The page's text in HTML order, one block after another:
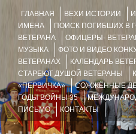
ГЛАВНАЯ ВЕХИ ИСТОРИИ
ИМЕНА
ПОИСК ПОГИБШИХ В
ВЕТЕРАНА
ОФИЦЕРЫ-
МУЗЫКА
ФОТО И ВИДЕО
ВЕТЕРАНАХ
КАЛЕНДАРЬ
СТАРЕЮТ ДУШОЙ ВЕТЕРАНЫ
«ПЕРВИЧКА»
СОЖЖЁННЫЕ
ГОДЫ ВОЙНЫ 35
ПИСЬМО
КОНТАКТЫ